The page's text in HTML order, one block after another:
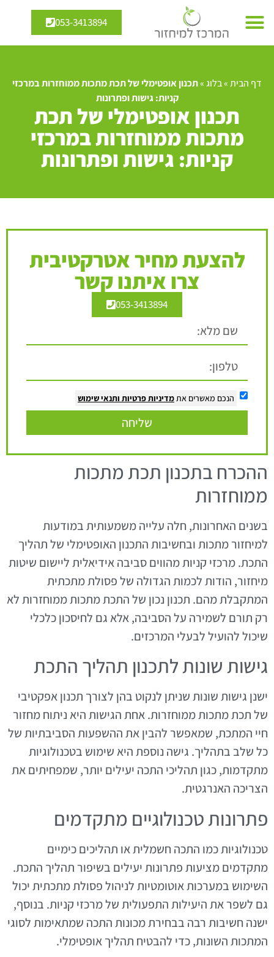
053-3413894
דף הבית»בלוג»תכנון אופטימלי של תכת מתכות ממוחזרות במרכזי
קניות: גישות ופתרונות
תכנון אופטימלי של תכת
מתכות ממוחזרות במרכזי
קניות: גישות ופתרונות
להצעת מחיר אטרקטיבית
צרו איתנו קשר
053-3413894
הנכם מאשרים את מדיניות פרטיות ותנאי שימוש
שליחה
ההכרח בתכנון תכת מתכות
ממוחזרות
בשנים האחרונות, חלה עלייה משמעותית במודעות
למיחזור מתכות ובחשיבות התכנון האופטימלי של תהליך
התכת. מרכזי קניות מהווים סביבה אידיאלית ליישום שיטות
מיחזור, הודות לכמות הגדולה של פסולת מתכתית
המתקבלת מהם. תכנון נכון של התכת מתכות ממוחזרות לא
רק תורם לשמירה על הסביבה, אלא גם לחיסכון כלכלי
שיכול להועיל לבעלי המרכזים.
גישות שונות לתכנון תהליך התכת
ישנן גישות שונות שניתן לנקוט בהן לצורך תכנון אפקטיבי
של תכת מתכות ממוחזרות. אחת הגישות היא ניתוח מחזור
חיי המתכת, שמאפשר להבין את ההשפעות הסביבתיות של
כל שלב בתהליך. גישה נוספת היא שימוש בטכנולוגיות
מתקדמות, כגון תהליכי התכה יעילים יותר, שמפחיתים את
הצריכה האנרגטית.
פתרונות טכנולוגיים מתקדמים
טכנולוגיות כמו התכה חשמלית או תהליכים כימיים
מתקדמים מציעות פתרונות יעילים בשיפור תהליך התכת.
השימוש במערכות אוטומטיות לניהול פסולת מתכתית יכול
גם לשפר את היעילות התפעולית של מרכזי קניות. בנוסף,
ישנה חשיבות רבה בבחירת מכונות התכה שמתאימות לסוגי
המתכות השונות, כדי להבטיח תהליך אופטימלי.